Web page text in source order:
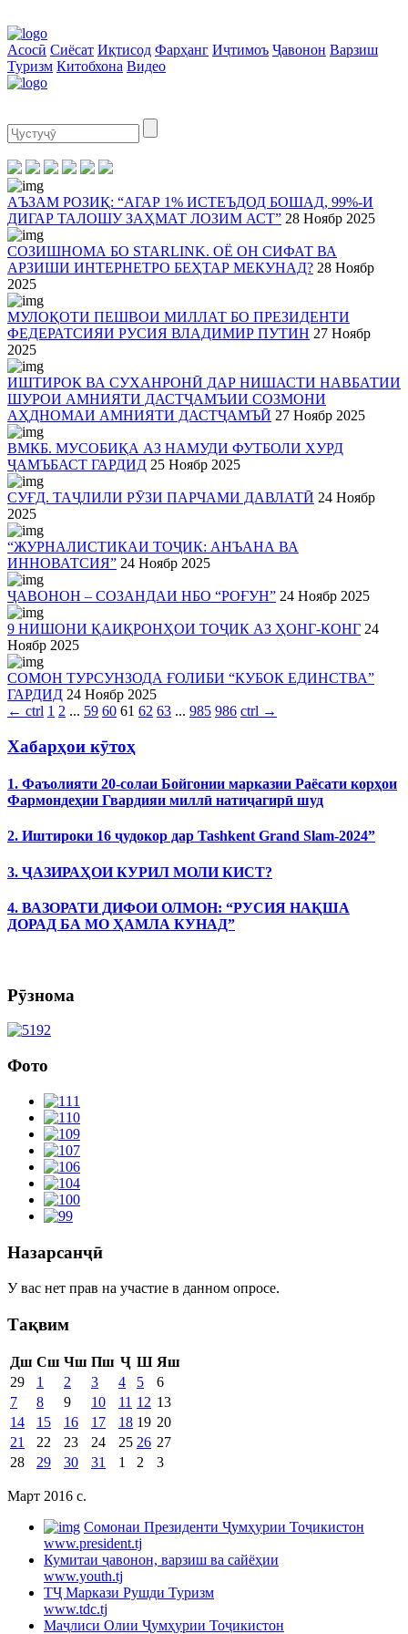
Асосӣ Сиёсат Иқтисод Фарҳанг Иҷтимоъ Ҷавонон Варзиш
Туризм Китобхона Видео
АЪЗАМ РОЗИҚ: “АГАР 1% ИСТЕЪДОД БОШАД, 99%-И
ДИГАР ТАЛОШУ ЗАҲМАТ ЛОЗИМ АСТ” 28 Ноябр 2025
СОЗИШНОМА БО STARLINK. ОЁ ОН СИФАТ ВА
АРЗИШИ ИНТЕРНЕТРО БЕҲТАР МЕКУНАД? 28 Ноябр
2025
МУЛОҚОТИ ПЕШВОИ МИЛЛАТ БО ПРЕЗИДЕНТИ
ФЕДЕРАТСИЯИ РУСИЯ ВЛАДИМИР ПУТИН 27 Ноябр
2025
ИШТИРОК ВА СУХАНРОНӢ ДАР НИШАСТИ НАВБАТИИ
ШУРОИ АМНИЯТИ ДАСТҶАМЪИИ СОЗМОНИ
АҲДНОМАИ АМНИЯТИ ДАСТҶАМЪӢ 27 Ноябр 2025
ВМКБ. МУСОБИҚА АЗ НАМУДИ ФУТБОЛИ ХУРД
ҶАМЪБАСТ ГАРДИД 25 Ноябр 2025
СУҒД. ТАҶЛИЛИ РӮЗИ ПАРЧАМИ ДАВЛАТӢ 24 Ноябр
2025
“ЖУРНАЛИСТИКАИ ТОҶИК: АНЪАНА ВА
ИННОВАТСИЯ” 24 Ноябр 2025
ҶАВОНОН – СОЗАНДАИ НБО “РОҒУН” 24 Ноябр 2025
9 НИШОНИ ҚАИҚРОНҲОИ ТОҶИК АЗ ҲОНГ-КОНГ 24
Ноябр 2025
СОМОН ТУРСУНЗОДА ҒОЛИБИ “КУБОК ЕДИНСТВА”
ГАРДИД 24 Ноябр 2025
← ctrl 1 2 ... 59 60 61 62 63 ... 985 986 ctrl →
Хабарҳои кӯтоҳ
1. Фаъолияти 20-солаи Бойгонии марказии Раёсати корҳои
Фармондеҳии Гвардияи миллӣ натиҷагирӣ шуд
2. Иштироки 16 ҷудокор дар Tashkent Grand Slam-2024”
3. ҶАЗИРАҲОИ КУРИЛ МОЛИ КИСТ?
4. ВАЗОРАТИ ДИФОИ ОЛМОН: “РУСИЯ НАҚША
ДОРАД БА МО ҲАМЛА КУНАД”
Рӯзнома
Фото
Назарсанҷӣ
У вас нет прав на участие в данном опросе.
Тақвим
Дш Сш Чш Пш Ҷ Ш Яш
29
1 2 3 4 5
6
7
8 9 10 11 12 13
14
15 16 17 18 19 20
21
22 23 24 25 26 27
28
29 30 31 1 2 3
Март 2016 c.
Cомонаи Президенти Ҷумҳурии Тоҷикистон
www.president.tj
Кумитаи ҷавонон, варзиш ва сайёҳии
www.youth.tj
ТҶ Маркази Рушди Туризм
www.tdc.tj
Маҷлиси Олии Ҷумҳурии Тоҷикистон